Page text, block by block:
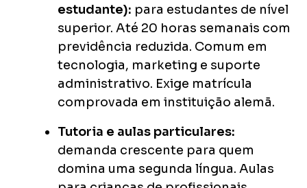
estudante): para estudantes de nível
superior. Até 20 horas semanais com
previdência reduzida. Comum em
tecnologia, marketing e suporte
administrativo. Exige matrícula
comprovada em instituição alemã.
Tutoria e aulas particulares:
demanda crescente para quem
domina uma segunda língua. Aulas